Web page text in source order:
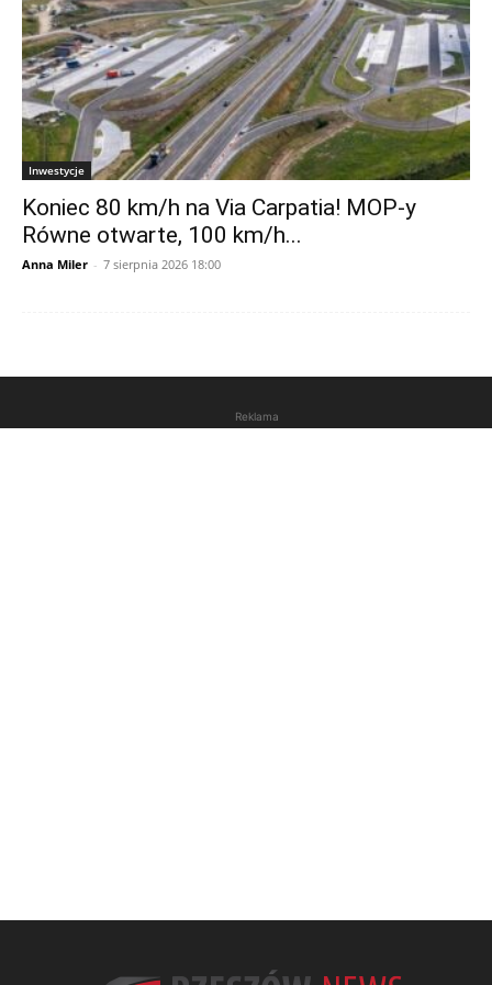
Inwestycje
Koniec 80 km/h na Via Carpatia! MOP-y
Równe otwarte, 100 km/h...
Anna Miler - 7 sierpnia 2026 18:00
Reklama